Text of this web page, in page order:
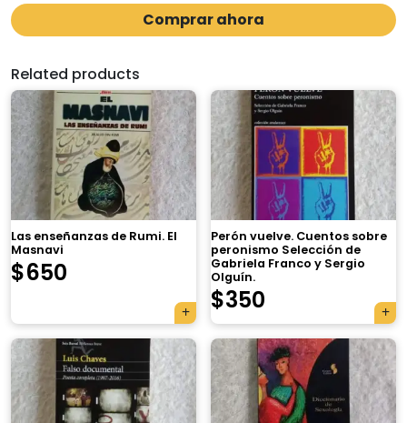
Comprar ahora
Related products
Las enseñanzas de Rumi. El
Masnavi
$650
Perón vuelve. Cuentos sobre
peronismo Selección de
Gabriela Franco y Sergio
Olguín.
$350
×